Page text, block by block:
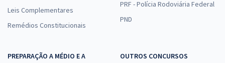
Leis Complementares
Remédios Constitucionais
PRF - Polícia Rodoviária Federal
PND
PREPARAÇÃO A MÉDIO E A
OUTROS CONCURSOS